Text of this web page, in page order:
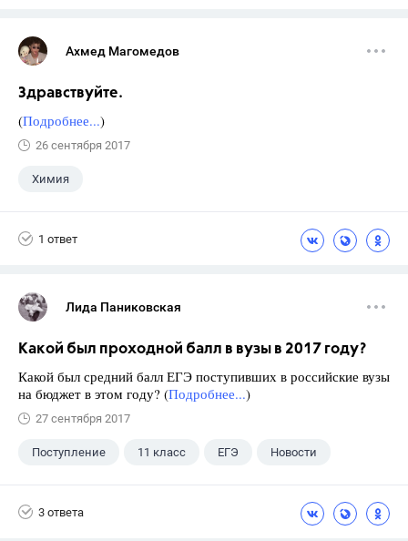
Ахмед Магомедов
Здравствуйте.
(Подробнее...)
26 сентября 2017
Химия
1 ответ
Лида Паниковская
Какой был проходной балл в вузы в 2017 году?
Какой был средний балл ЕГЭ поступивших в российские вузы
на бюджет в этом году? (Подробнее...)
27 сентября 2017
Поступление 11 класс ЕГЭ Новости
3 ответа